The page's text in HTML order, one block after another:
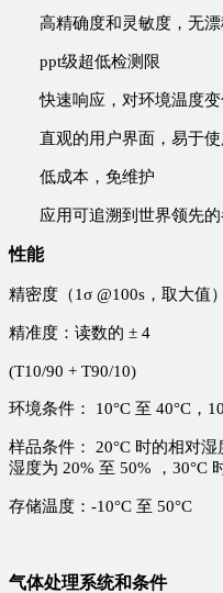
高精确度和灵敏度，无漂
ppt级超低检测限
快速响应，对环境温度
直观的用户界面，易于使
低成本，免维护
应用可追溯到世界领先
性能
精密度（1σ @100s，取大值
精准度：读数的 ± 4
(T10/90 + T90/10)
环境条件： 10°C 至 40°C，
样品条件： 20°C 时的相对
湿度为 20% 至 50% ，30°C
存储温度：-10°C 至 50°C
气体处理系统和条件